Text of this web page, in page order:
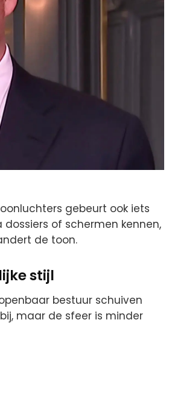
gebeurt ook iets
of schermen kennen,
de toon.
stijl
bestuur schuiven
maar de sfeer is minder